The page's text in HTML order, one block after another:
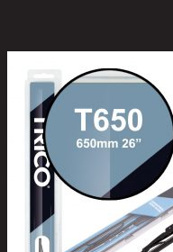
Etsi: